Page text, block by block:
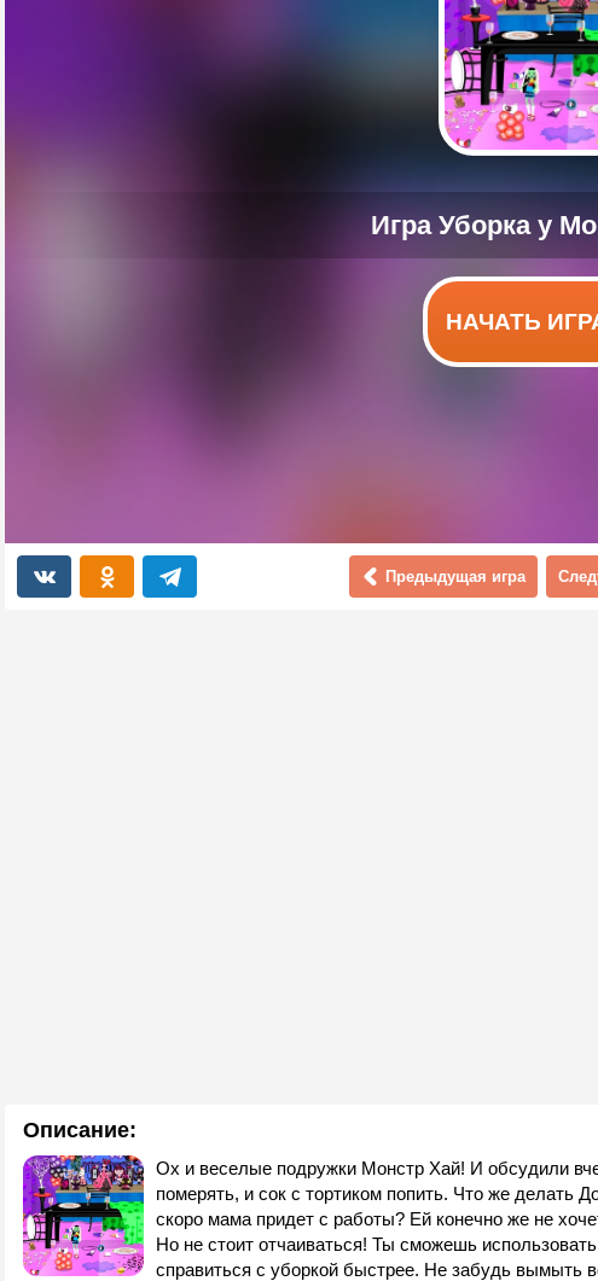
НАЧАТЬ
Предыдущая игра
Описание:
Ох и веселые подружки Монстр Хай! И обсудили
померять, и сок с тортиком попить. Что же делать
скоро мама придет с работы? Ей конечно же не
Но не стоит отчаиваться! Ты сможешь
справиться с уборкой быстрее. Не забудь вымыть